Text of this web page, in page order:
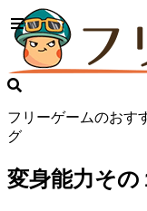
フリーゲームのおす
グ
変身能力その